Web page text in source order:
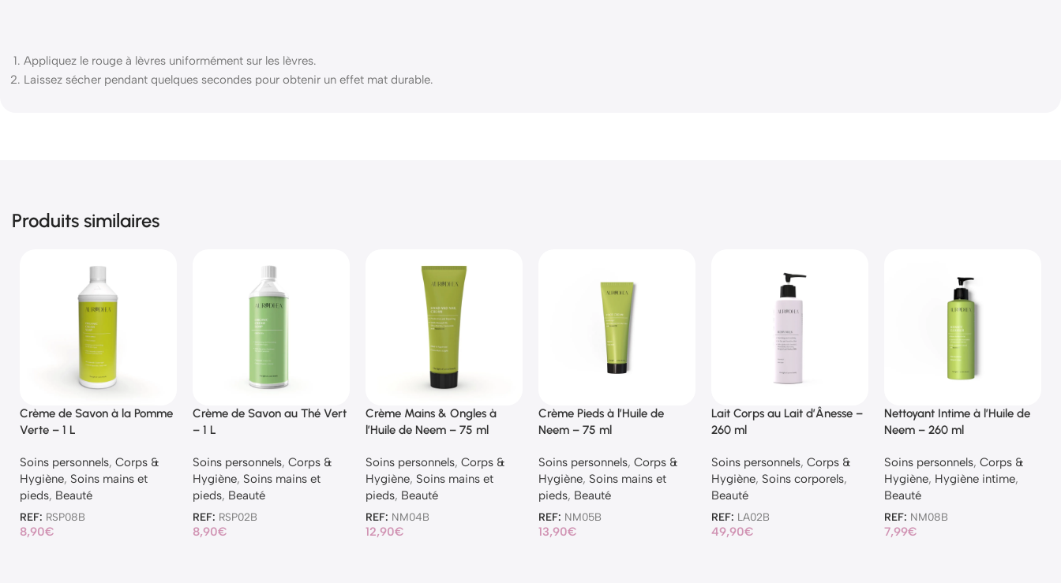
Appliquez le rouge à lèvres uniformément sur les lèvres.
Laissez sécher pendant quelques secondes pour obtenir un effet mat durable.
Produits similaires
Crème de Savon à la Pomme
Verte – 1 L
Soins personnels, Corps &
Hygiène, Soins mains et
pieds, Beauté
REF: RSP08B
8,90€
Crème de Savon au Thé Vert
– 1 L
Soins personnels, Corps &
Hygiène, Soins mains et
pieds, Beauté
REF: RSP02B
8,90€
Crème Mains & Ongles à
l’Huile de Neem – 75 ml
Soins personnels, Corps &
Hygiène, Soins mains et
pieds, Beauté
REF: NM04B
12,90€
Crème Pieds à l’Huile de
Neem – 75 ml
Soins personnels, Corps &
Hygiène, Soins mains et
pieds, Beauté
REF: NM05B
13,90€
Lait Corps au Lait d’Ânesse –
260 ml
Soins personnels, Corps &
Hygiène, Soins corporels,
Beauté
REF: LA02B
49,90€
Nettoyant Intime à l’Huile de
Neem – 260 ml
Soins personnels, Corps &
Hygiène, Hygiène intime,
Beauté
REF: NM08B
7,99€